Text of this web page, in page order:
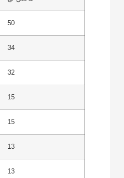
50
34
32
15
15
13
13